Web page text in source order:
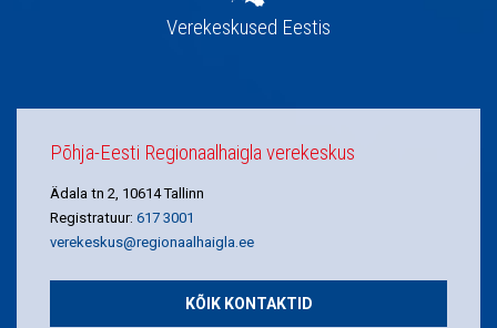
Verekeskused Eestis
Põhja-Eesti Regionaalhaigla verekeskus
Ädala tn 2, 10614 Tallinn
Registratuur: 617 3001
verekeskus@regionaalhaigla.ee
KÕIK KONTAKTID